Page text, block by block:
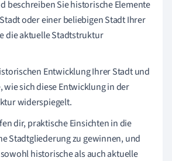
beschreiben Sie historische Elemente
oder einer beliebigen Stadt Ihrer
die aktuelle Stadtstruktur
Entwicklung Ihrer Stadt und
wie sich diese Entwicklung in der
widerspiegelt.
dir, praktische Einsichten in die
Stadtgliederung zu gewinnen, und
historische als auch aktuelle